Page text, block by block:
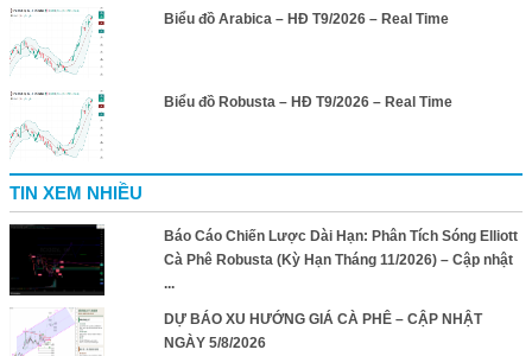
Biểu đồ Arabica – HĐ T9/2026 – Real Time
Biểu đồ Robusta – HĐ T9/2026 – Real Time
TIN XEM NHIỀU
Báo Cáo Chiến Lược Dài Hạn: Phân Tích Sóng Elliott
Cà Phê Robusta (Kỳ Hạn Tháng 11/2026) – Cập nhật
...
DỰ BÁO XU HƯỚNG GIÁ CÀ PHÊ – CẬP NHẬT
NGÀY 5/8/2026